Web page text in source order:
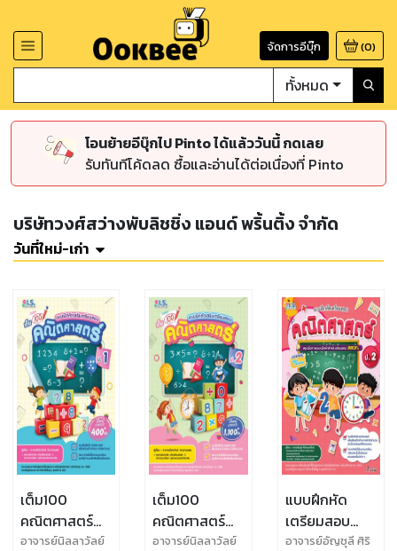
จัดการอีบุ๊ก (0)
ทั้งหมด
โอนย้ายอีบุ๊กไป Pinto ได้แล้ววันนี้ กดเลย
รับทันทีโค้ดลด ซื้อและอ่านได้ต่อเนื่องที่ Pinto
บริษัทวงศ์สว่างพับลิชชิ่ง แอนด์ พริ้นติ้ง จำกัด
วันที่ใหม่-เก่า
เต็ม100
คณิตศาสตร์
ป.1
อาจารย์นิลลาวัลย์
เต็ม100
คณิตศาสตร์
ป.2
อาจารย์นิลลาวัลย์
แบบฝึกหัด
เตรียมสอบ
คณิตศาสตร์
อาจารย์อัญชุลี ศิริ